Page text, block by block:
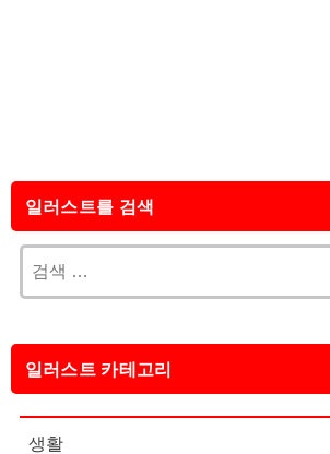
일러스트를 검색
색:
일러스트 카테고리
생활